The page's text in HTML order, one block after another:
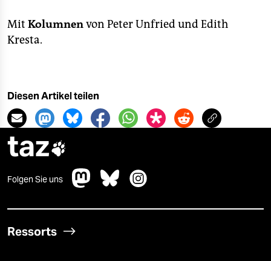
Mit Kolumnenvon Peter Unfried und Edith
Kresta.
Diesen Artikel teilen
taz
Folgen Sie uns
Ressorts